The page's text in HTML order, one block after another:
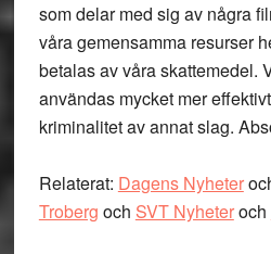
som delar med sig av några
våra gemensamma resurser
betalas av våra skattemedel.
användas mycket mer
kriminalitet av annat slag.
Relaterat: Dagens Nyheter
Troberg och SVT Nyheteroch